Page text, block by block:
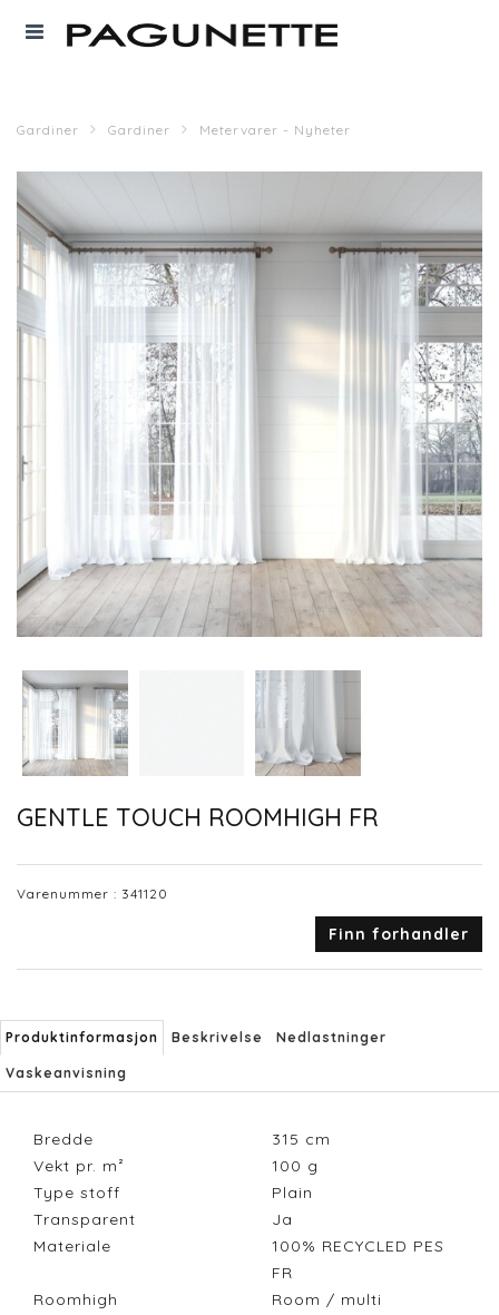
Gardiner Gardiner Metervarer - Nyheter
GENTLE TOUCH ROOMHIGH FR
Varenummer : 341120
Finn forhandler
Produktinformasjon Beskrivelse Nedlastninger
Vaskeanvisning
Bredde 315 cm
Vekt pr. m²
100 g
Type stoff
Plain
Transparent
Ja
Materiale
100% RECYCLED PES
FR
Roomhigh
Room / multi